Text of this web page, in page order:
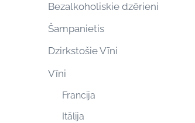
Bezalkoholiskie dzērieni
Šampanietis
Dzirkstošie Vīni
Vīni
Francija
Itālija